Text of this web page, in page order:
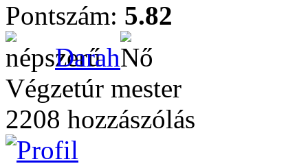
Pontszám: 5.82
Darah
Végzetúr mester
2208 hozzászólás